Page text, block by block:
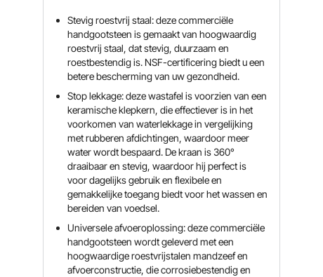
Stevig roestvrij staal: deze commerciële
handgootsteen is gemaakt van hoogwaardig
roestvrij staal, dat stevig, duurzaam en
roestbestendig is. NSF-certificering biedt u een
betere bescherming van uw gezondheid.
Stop lekkage: deze wastafel is voorzien van een
keramische klepkern, die effectiever is in het
voorkomen van waterlekkage in vergelijking
met rubberen afdichtingen, waardoor meer
water wordt bespaard. De kraan is 360°
draaibaar en stevig, waardoor hij perfect is
voor dagelijks gebruik en flexibele en
gemakkelijke toegang biedt voor het wassen en
bereiden van voedsel.
Universele afvoeroplossing: deze commerciële
handgootsteen wordt geleverd met een
hoogwaardige roestvrijstalen mandzeef en
afvoerconstructie, die corrosiebestendig en